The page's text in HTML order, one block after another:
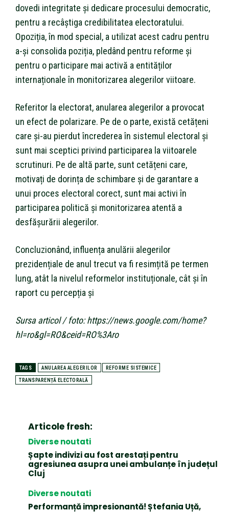
dovedi integritate și dedicare procesului democratic,
pentru a recâștiga credibilitatea electoratului.
Opoziția, în mod special, a utilizat acest cadru pentru
a-și consolida poziția, pledând pentru reforme și
pentru o participare mai activă a entităților
internaționale în monitorizarea alegerilor viitoare.
Referitor la electorat, anularea alegerilor a provocat
un efect de polarizare. Pe de o parte, există cetățeni
care și-au pierdut încrederea în sistemul electoral și
sunt mai sceptici privind participarea la viitoarele
scrutinuri. Pe de altă parte, sunt cetățeni care,
motivați de dorința de schimbare și de garantare a
unui proces electoral corect, sunt mai activi în
participarea politică și monitorizarea atentă a
desfășurării alegerilor.
Concluzionând, influența anulării alegerilor
prezidențiale de anul trecut va fi resimțită pe termen
lung, atât la nivelul reformelor instituționale, cât și în
raport cu percepția și
Sursa articol / foto: https://news.google.com/home?
hl=ro&gl=RO&ceid=RO%3Aro
TAGS ANULAREA ALEGERILOR REFORME SISTEMICE
TRANSPARENȚĂ ELECTORALĂ
Articole fresh:
Diverse noutati
Șapte indivizi au fost arestați pentru
agresiunea asupra unei ambulanțe în județul
Cluj
Diverse noutati
Performanță impresionantă! Ștefania Uță,